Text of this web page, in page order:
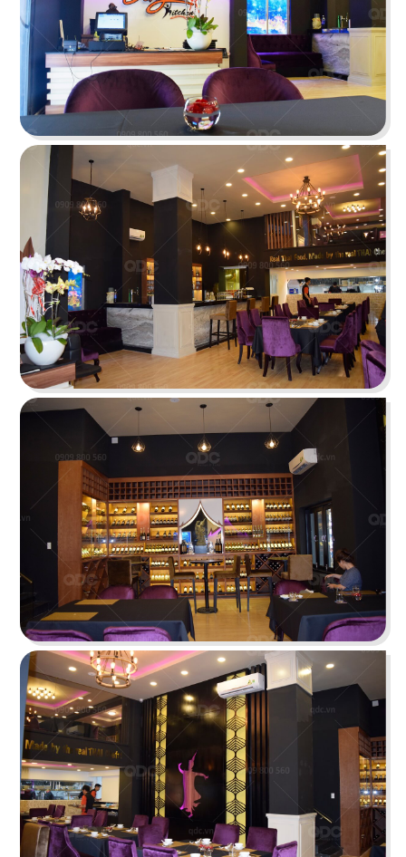
Chi tiết
KOI THÉ
QDC rất hân hạnh khi được đồng hành cùng chủ
đầu tư cho dự án tổng thầu thi công chi nhánh
KOI Thé đầu tiên tại Biên Hòa, Đồng Nai.
CHEESE COFFEE
Thiết kế mang phong cách của một mùa hè xinh
đẹp và rực rỡ với các chi tiết tone màu vàng
sáng tươi tắn cùng các hình ảnh sống động
Chi tiết